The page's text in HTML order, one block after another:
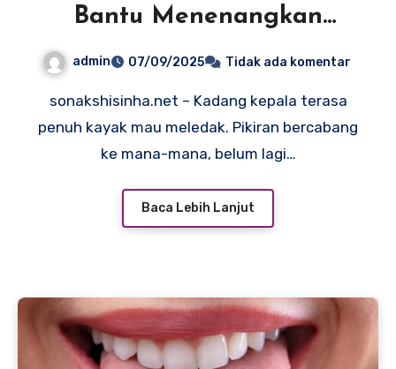
Bantu Menenangkan
admin 07/09/2025 Tidak ada komentar
sonakshisinha.net – Kadang kepala terasa
penuh kayak mau meledak. Pikiran bercabang
ke mana-mana, belum lagi…
Baca Lebih Lanjut